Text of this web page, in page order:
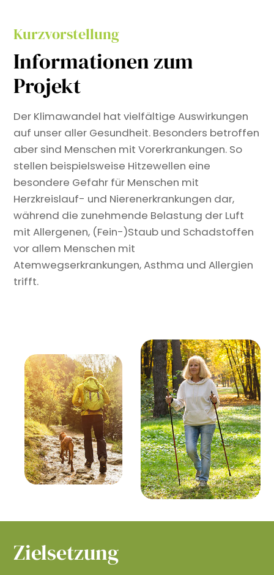
Kurzvorstellung
Informationen zum
Projekt
Der Klimawandel hat vielfältige Auswirkungen
auf unser aller Gesundheit. Besonders betroffen
aber sind Menschen mit Vorerkrankungen. So
stellen beispielsweise Hitzewellen eine
besondere Gefahr für Menschen mit
Herzkreislauf- und Nierenerkrankungen dar,
während die zunehmende Belastung der Luft
mit Allergenen, (Fein-)Staub und Schadstoffen
vor allem Menschen mit
Atemwegserkrankungen, Asthma und Allergien
trifft.
Zielsetzung